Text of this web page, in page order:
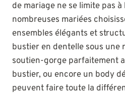
de mariage ne se limite pas
nombreuses mariées
ensembles élégants et
bustier en dentelle sous une
soutien-gorge parfaitement
bustier, ou encore un body
peuvent faire toute la